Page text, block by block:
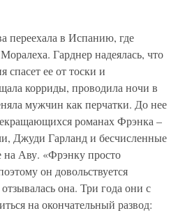
переехала в Испанию, где
Гарднер надеялась, что
спасет ее от тоски и
корриды, проводила ночи в
мужчин как перчатки. До нее
романах Фрэнка –
Джуди Гарланд и бесчисленные
на Аву. «Фрэнку просто
он довольствуется
она. Три года они с
на окончательный развод: